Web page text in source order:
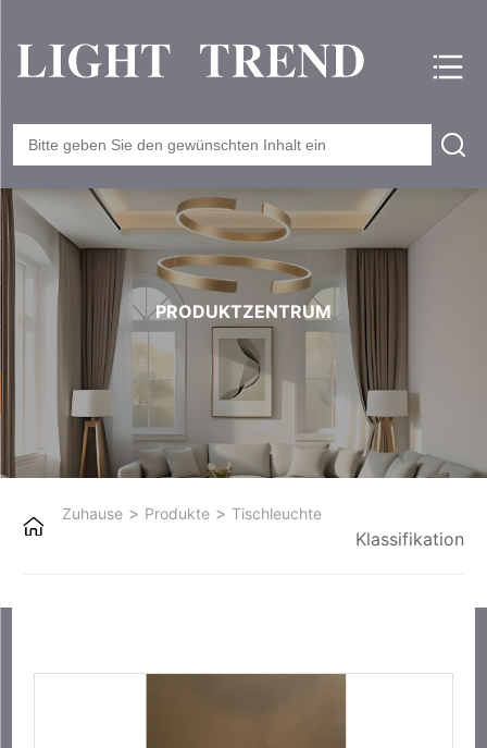
PRODUKTZENTRUM
Zuhause > Produkte > Tischleuchte
Klassifikation